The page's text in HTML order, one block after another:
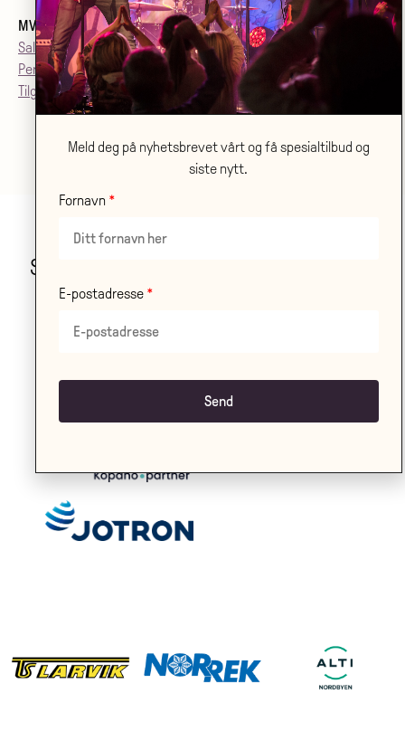
MVA : 992079142
Salgsvilkår
Personvern
Tilgjenglighetsærklæring
Stor takk til våre samarbeidspartnere!
LES OM ALLE VÅRE
Meld deg på nyhetsbrevet vårt og få spesialtilbud og
siste nytt.
Fornavn
E-postadresse